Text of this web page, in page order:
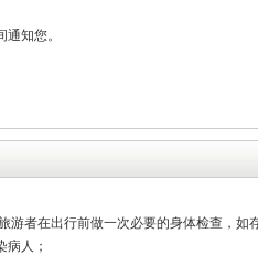
知您。
者在出行前做一次必要的身体检查，如
病人；